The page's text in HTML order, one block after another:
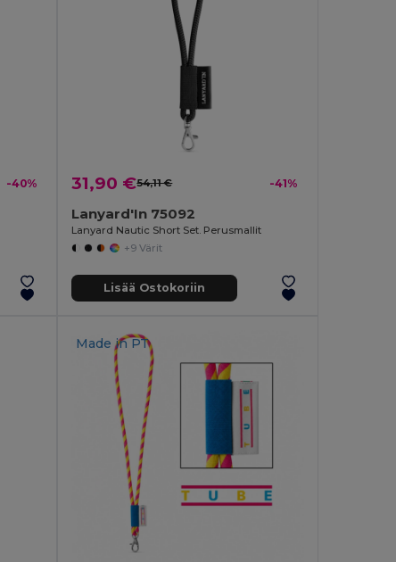
-40% 31,90 €54,11 € -41%
Lanyard'In 75092
Lanyard Nautic Short Set. Perusmallit
+9 Värit
Lisää Ostokoriin
Made in PT